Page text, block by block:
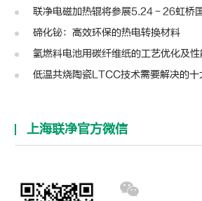
联净电磁加热辊将参展5.24－26虹桥国家会
碲化铋：高效环保的热电转换材料
氢燃料电池用碳纤维纸的工艺优化及性
低温共烧陶瓷LTCC技术需要解决的十
上海联净官方微信